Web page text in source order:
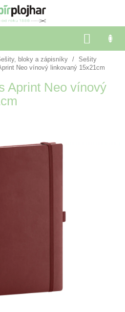
KOŠÍK
bloky a zápisníky /
Sešity
Neo vínový linkovaný 15x21cm
Aprint Neo vínový